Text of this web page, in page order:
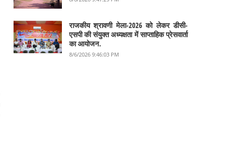
राजकीय श्रावणी मेला-2026 को लेकर डीसी-
एसपी की संयुक्त अध्यक्षता में साप्ताहिक प्रेसवार्ता
का आयोजन.
8/6/2026 9:46:03 PM